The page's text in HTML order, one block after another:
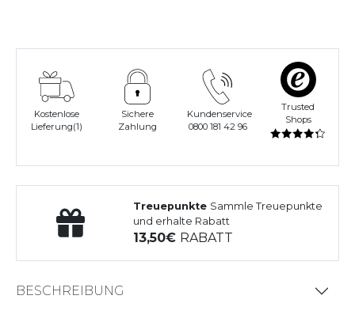
Kostenlose
Lieferung(1)
Sichere
Zahlung
Kundenservice
0800 181 42 96
Trusted
Shops
Treuepunkte Sammle Treuepunkte
und erhalte Rabatt
13,50 RABATT
BESCHREIBUNG